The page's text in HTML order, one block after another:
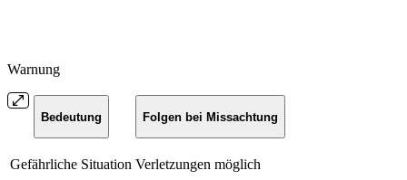
Warnung
Bedeutung Folgen bei Missachtung
Gefährliche Situation Verletzungen möglich